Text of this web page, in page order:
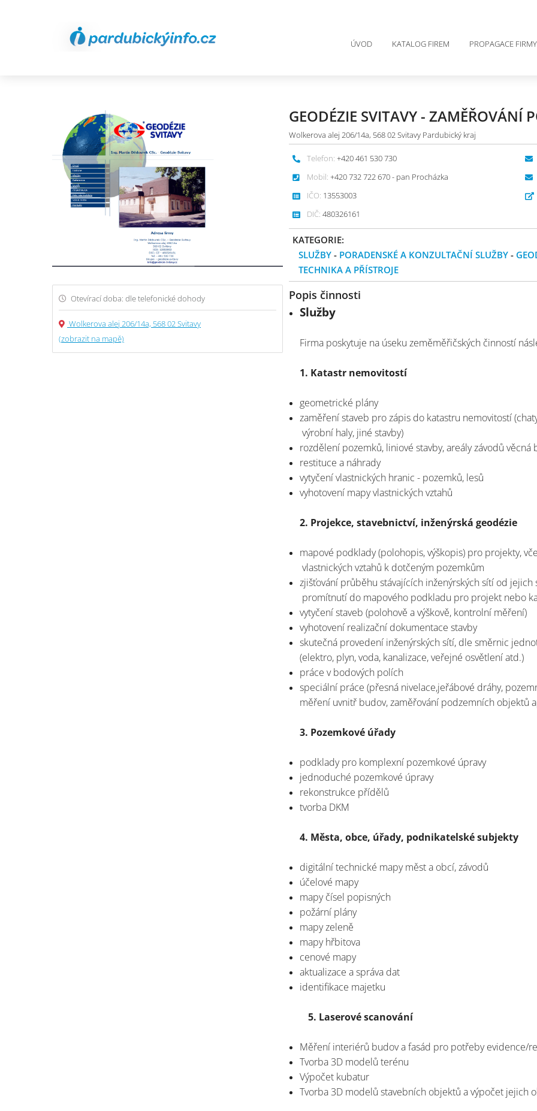
ÚVOD KATALOG FIREM PROPAGACE FIRMY
GEODÉZIE SVITAVY - ZAMĚŘOVÁNÍ
Wolkerova alej 206/14a, 568 02 Svitavy Pardubický kraj
Telefon: +420 461 530 730
Mobil: +420 732 722 670 - pan Procházka
IČO: 13553003
DIČ: 480326161
KATEGORIE:
SLUŽBY - PORADENSKÉ A KONZULTAČNÍ SLUŽBY -
TECHNIKA A PŘÍSTROJE
Popis činnosti
Služby
Firma poskytuje na úseku zeměměřičských činností
1. Katastr nemovitostí
geometrické plány
zaměření staveb pro zápis do katastru nemovitostí
výrobní haly, jiné stavby)
rozdělení pozemků, liniové stavby, areály závodů věcná
restituce a náhrady
vytyčení vlastnických hranic - pozemků, lesů
vyhotovení mapy vlastnických vztahů
2. Projekce, stavebnictví, inženýrská geodézie
mapové podklady (polohopis, výškopis) pro projekty,
vlastnických vztahů k dotčeným pozemkům
zjišťování průběhu stávajících inženýrských sítí od jejich
promítnutí do mapového podkladu pro projekt nebo
vytyčení staveb (polohově a výškově, kontrolní měření)
vyhotovení realizační dokumentace stavby
skutečná provedení inženýrských sítí, dle směrnic
(elektro, plyn, voda, kanalizace, veřejné osvětlení atd.)
práce v bodových polích
speciální práce (přesná nivelace,jeřábové dráhy,
měření uvnitř budov, zaměřování podzemních objektů
3. Pozemkové úřady
podklady pro komplexní pozemkové úpravy
jednoduché pozemkové úpravy
rekonstrukce přídělů
tvorba DKM
4. Města, obce, úřady, podnikatelské subjekty
digitální technické mapy měst a obcí, závodů
účelové mapy
mapy čísel popisných
požární plány
mapy zeleně
mapy hřbitova
cenové mapy
aktualizace a správa dat
identifikace majetku
5. Laserové scanování
Měření interiérů budov a fasád pro potřeby evidence/
Tvorba 3D modelů terénu
Výpočet kubatur
Tvorba 3D modelů stavebních objektů a výpočet jejich
Otevírací doba: dle telefonické dohody
Wolkerova alej 206/14a, 568 02 Svitavy
(zobrazit na mapě)